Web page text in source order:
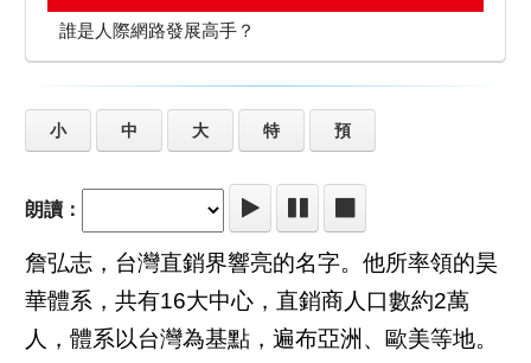
誰是人際網路發展高手？
小 中 大 特 預
朗讀：
詹弘志，台灣直銷界響亮的名字。他所率領的昊
華體系，共有16大中心，直銷商人口數約2萬
人，體系以台灣為基點，遍布亞洲、歐美等地。